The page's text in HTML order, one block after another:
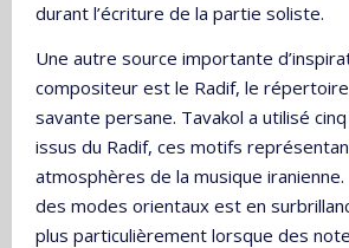
durant l’écriture de la partie soliste.
Une autre source importante
compositeur est le Radif, le
savante persane. Tavakol a utilisé
issus du Radif, ces motifs
atmosphères de la musique
des modes orientaux est en
plus particulièrement lorsque des